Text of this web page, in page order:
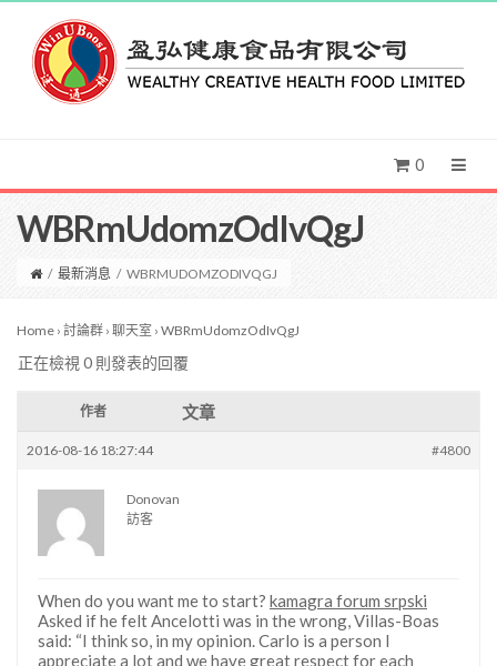
0
WBRmUdomzOdIvQgJ
/ 最新消息 / WBRMUDOMZODIVQGJ
Home › 討論群 › 聊天室 › WBRmUdomzOdIvQgJ
正在檢視 0 則發表的回覆
作者 文章
2016-08-16 18:27:44 #4800
Donovan
訪客
When do you want me to start? kamagra forum srpski
Asked if he felt Ancelotti was in the wrong, Villas-Boas
said: “I think so, in my opinion. Carlo is a person I
appreciate a lot and we have great respect for each